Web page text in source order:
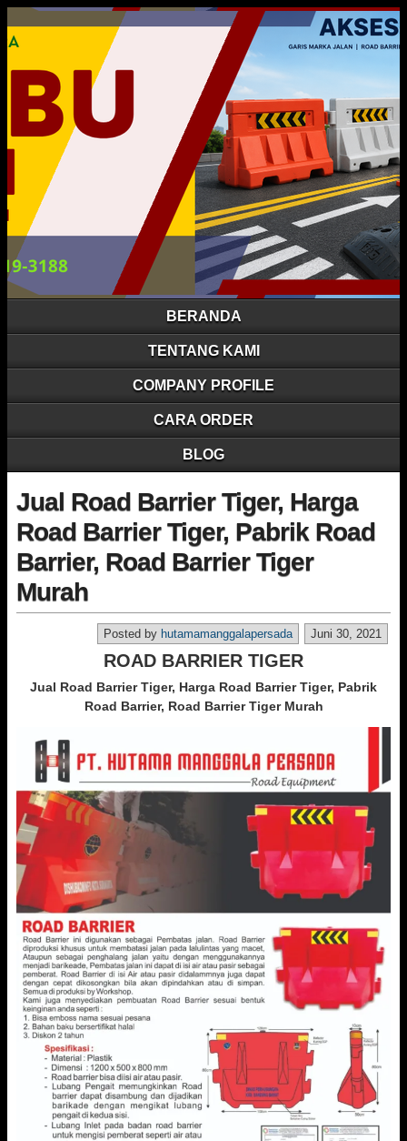
BERANDA
TENTANG KAMI
COMPANY PROFILE
CARA ORDER
BLOG
Jual Road Barrier Tiger, Harga
Road Barrier Tiger, Pabrik Road
Barrier, Road Barrier Tiger
Murah
Juni 30, 2021
Posted by hutamamanggalapersada
ROAD BARRIER TIGER
Jual Road Barrier Tiger, Harga Road Barrier Tiger, Pabrik
Road Barrier, Road Barrier Tiger Murah